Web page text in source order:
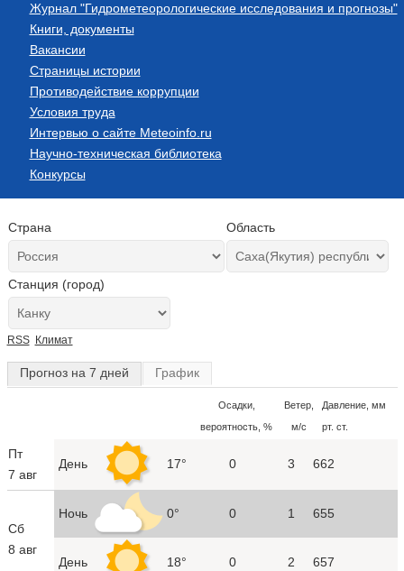
Журнал "Гидрометеорологические исследования и прогнозы"
Книги, документы
Вакансии
Страницы истории
Противодействие коррупции
Условия труда
Интервью о сайте Meteoinfo.ru
Научно-техническая библиотека
Конкурсы
Страна Область
Станция (город)
RSS Климат
Прогноз на 7 дней График
Осадки,
вероятность, %
Ветер,
м/с
Давление, мм
рт. ст.
Пт
7 авг
День 17° 0 3 662
Сб
8 авг
Ночь 0° 0 1 655
День 18° 0 2 657